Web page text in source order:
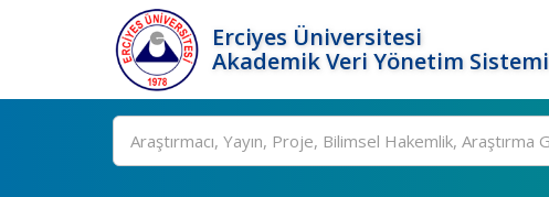
Erciyes Üniversitesi
Akademik Veri Yönetim Sistemi
Ara